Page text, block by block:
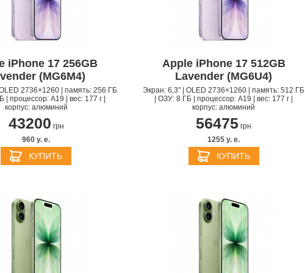
IPHONE 16 PRO APPLE IPHONE 16 PLUS
APPLE IPHONE 15 PRO APPLE IPHONE 15 PLUS
2025
APPLE MACBOOK AIR M3
2024
IPAD MINI 7 2024 APPLE IPAD AIR M2 2024
MAGIC TRACKPAD APPLE HOMEPOD MINI
БЕСПРОВОДНЫЕ
ЗАРЯДНЫЕ
УСТРОЙСТВА
АДАПТЕРЫ И ЗАРЯДКИ
iPhone 17 256GB
(MG6M4)
2736×1260 | память: 256 ГБ
| процессор: A19 | вес: 177 г |
корпус: алюминий
43200 грн
960 y. e.
КУПИТЬ
Apple iPhone 17 512GB
Lavender (MG6U4)
Экран: 6,3" | OLED 2736×1260 | память: 512 ГБ
| ОЗУ: 8 ГБ | процессор: A19 | вес: 177 г |
корпус: алюминий
56475 грн
1255 y. e.
КУПИТЬ